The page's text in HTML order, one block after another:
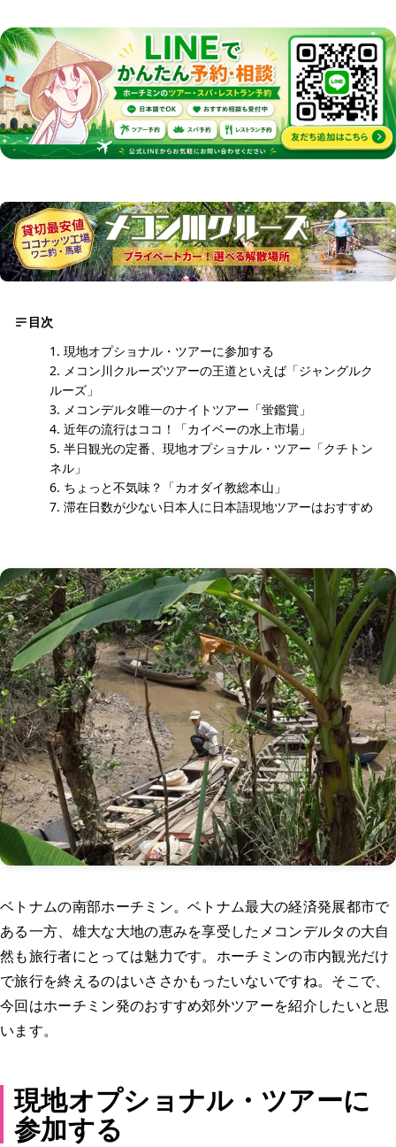
目次
現地オプショナル・ツアーに参加する
メコン川クルーズツアーの王道といえば「ジャングルク
ルーズ」
メコンデルタ唯一のナイトツアー「蛍鑑賞」
近年の流行はココ！「カイベーの水上市場」
半日観光の定番、現地オプショナル・ツアー「クチトン
ネル」
ちょっと不気味？「カオダイ教総本山」
滞在日数が少ない日本人に日本語現地ツアーはおすすめ
ベトナムの南部ホーチミン。ベトナム最大の経済発展都市で
ある一方、雄大な大地の恵みを享受したメコンデルタの大自
然も旅行者にとっては魅力です。ホーチミンの市内観光だけ
で旅行を終えるのはいささかもったいないですね。そこで、
今回はホーチミン発のおすすめ郊外ツアーを紹介したいと思
います。
現地オプショナル・ツアーに
参加する